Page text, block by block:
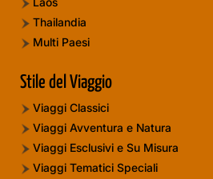
Thailandia
Multi Paesi
Stile del Viaggio
Viaggi Classici
Viaggi Avventura e Natura
Viaggi Esclusivi e Su Misura
Viaggi Tematici Speciali